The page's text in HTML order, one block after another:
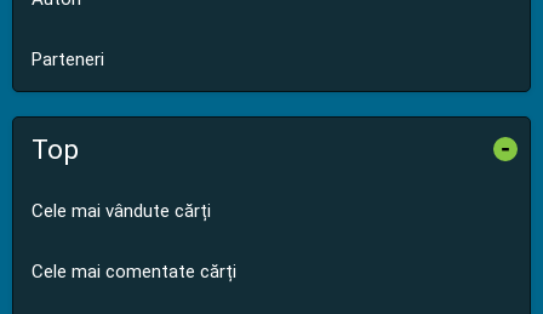
Parteneri
Top -
Cele mai vândute cărți
Cele mai comentate cărți